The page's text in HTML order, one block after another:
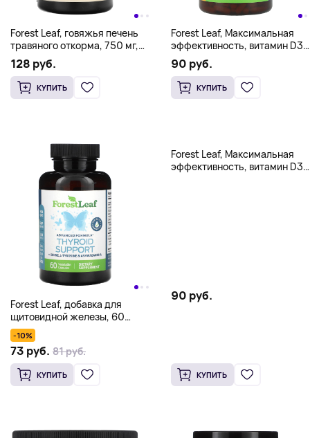
Forest Leaf, говяжья печень
травяного откорма, 750 мг,
180 капсул
128 руб.
КУПИТЬ
Forest Leaf, Максимальная
эффективность, витамин D3,
1250 мкг (50 000 МЕ), 120
растительных капсул
90 руб.
КУПИТЬ
Forest Leaf, добавка для
щитовидной железы, 60
растительных капсул
-10%
73 руб. 81 руб.
КУПИТЬ
Forest Leaf, Максимальная
эффективность, витамин D3,
90 руб.
КУПИТЬ